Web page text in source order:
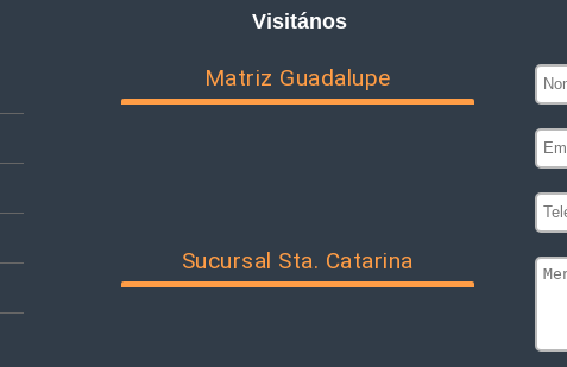
Visitános
Matriz Guadalupe
Sucursal Sta. Catarina